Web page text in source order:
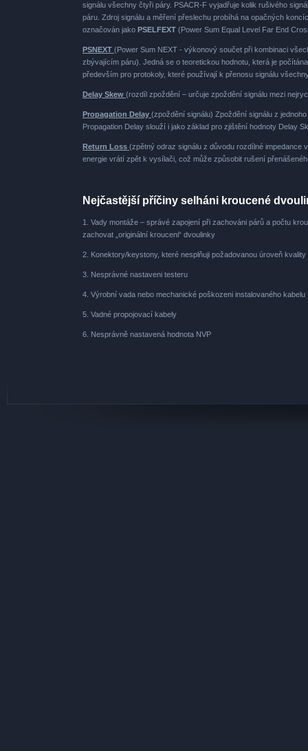
signálu všechny čtyři páry. PSACR-F vyjadřuje kolik rušivého
páru. Zdroj signálu a měření přeslechu probíhá na opačných
označován jako PSELFEXT (Power Sum Equal Level Far End
PSNEXT (Power Sum NEXT - výkonový součet při kombinaci
zbývajícím páru). Jedná se o teoretickou hodnotu, která je
především pro protokoly, které používají k přenosu signálu
Delay Skew (rozdíl zpoždění – určuje zpoždění signálu mezi
Propagation Delay (zpoždění signálu) Zpoždění signálu z
Propagation Delay slouží i jako základ pro zjištění hodnoty Delay
Return Loss (zpětný odraz signálu z důvodu rozdílné impedance
energie vrátí zpět k vysílači, což může způsobit rušení
Nejčastější příčiny selháni kroucené
1. Vady montáže – správé zapojení při zachováni párů a počtu
zachovat „originální krouceni“ dvoulinky
2. Konektory/keystony, které nesplňuji požadovanou úroveň kvality
3. Nesprávné nastaveni testeru
4. Výrobní vada nebo mechanické poškozeni instalovaného kabelu
5. Vadné propojovací kabely
6. Nesprávně nastavená hodnota NVP